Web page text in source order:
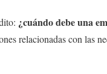
¿cuándo debe una
relacionadas con las